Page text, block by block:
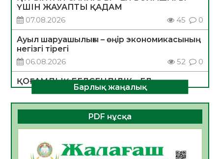
ҮШІН ЖАУАПТЫ ҚАДАМ
07.08.2026
45 0
Ауыл шаруашылығы – өңір экономикасының
негізгі тірегі
06.08.2026
52 0
ҚОҒАМДЫҚ БЕЛСЕНДІЛІК – ЕЛ
ДАМУЫНЫҢ НЕГІЗІ
06.08.2026
50 0
ҚҰРЫЛТАЙ САЙЛАУЫ – БОЛАШАҚҚА
БАСТАР ЖАУАПТЫ ТАҢДАУ
06.08.2026
Барлық жаңалық
PDF нұсқа